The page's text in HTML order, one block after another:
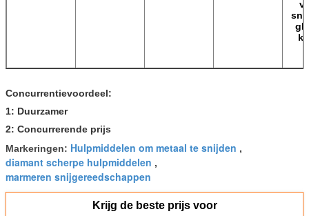
Concurrentievoordeel:
1: Duurzamer
2: Concurrerende prijs
Markeringen: Hulpmiddelen om metaal te snijden ,
diamant scherpe hulpmiddelen ,
marmeren snijgereedschappen
Krijg de beste prijs voor